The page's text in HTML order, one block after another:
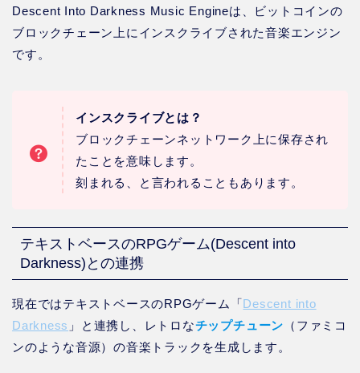
Descent Into Darkness Music Engineは、ビットコインの
ブロックチェーン上にインスクライブされた音楽エンジン
です。
インスクライブとは？
ブロックチェーンネットワーク上に保存され
たことを意味します。
刻まれる、と言われることもあります。
テキストベースのRPGゲーム(Descent into
Darkness)との連携
現在ではテキストベースのRPGゲーム「Descent into
Darkness 」と連携し、レトロなチップチューン （ファミコ
ンのような音源）の音楽トラックを生成します。